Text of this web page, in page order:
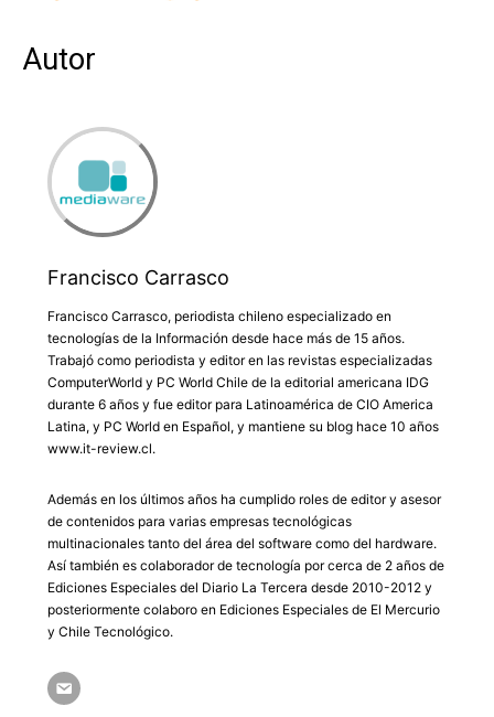
Autor
Francisco Carrasco
Francisco Carrasco, periodista chileno especializado en
tecnologías de la Información desde hace más de 15 años.
Trabajó como periodista y editor en las revistas especializadas
ComputerWorld y PC World Chile de la editorial americana IDG
durante 6 años y fue editor para Latinoamérica de CIO America
Latina, y PC World en Español, y mantiene su blog hace 10 años
www.it-review.cl.
Además en los últimos años ha cumplido roles de editor y asesor
de contenidos para varias empresas tecnológicas
multinacionales tanto del área del software como del hardware.
Así también es colaborador de tecnología por cerca de 2 años de
Ediciones Especiales del Diario La Tercera desde 2010-2012 y
posteriormente colaboro en Ediciones Especiales de El Mercurio
y Chile Tecnológico.